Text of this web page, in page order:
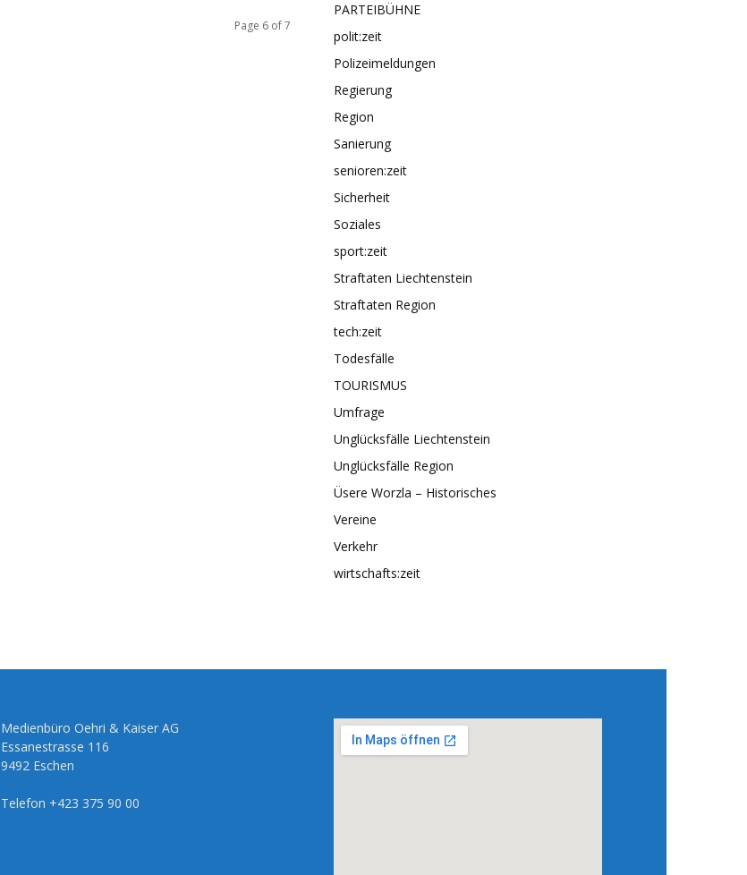
Page 6 of 7
PARTEIBÜHNE
polit:zeit
Polizeimeldungen
Regierung
Region
Sanierung
senioren:zeit
Sicherheit
Soziales
sport:zeit
Straftaten Liechtenstein
Straftaten Region
tech:zeit
Todesfälle
TOURISMUS
Umfrage
Unglücksfälle Liechtenstein
Unglücksfälle Region
Üsere Worzla – Historisches
Vereine
Verkehr
wirtschafts:zeit
Medienbüro Oehri & Kaiser AG
Essanestrasse 116
9492 Eschen
Telefon +423 375 90 00